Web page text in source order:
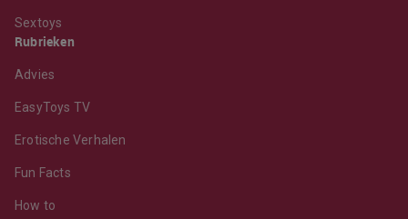
Sextoys
Rubrieken
Advies
EasyToys TV
Erotische Verhalen
Fun Facts
How to